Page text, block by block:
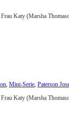
Katy (Marsha
Mini-Serie Paterson
Katy (Marsha